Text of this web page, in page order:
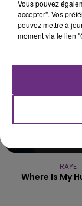
PRAS
Ghetto
RAYE
Where Is My
Vous pouvez
accepter". Vos
pouvez mettre à
moment via le lien